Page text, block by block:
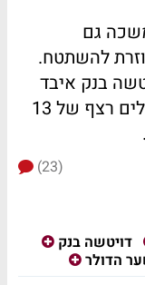
גם
להשתטח.
הנפט צנח 4.3%, דויטשה בנק איבד
3.7% ונסגר בשפל חדש, סיטי השלים רצף של 13
(23)
דויטשה בנק
הדולר